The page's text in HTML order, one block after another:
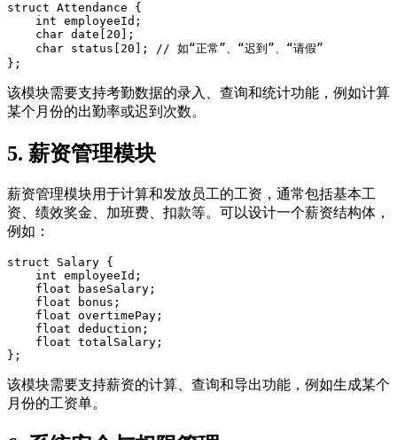
struct Attendance {
    int employeeId;
    char date[20];
    char status[20]; // 如“正常”、“迟到”、“请假”
该模块需要支持考勤数据的录入、查询和统计功能，例如计算
某个月份的出勤率或迟到次数。
5. 薪资管理模块
薪资管理模块用于计算和发放员工的工资，通常包括基本工
资、绩效奖金、加班费、扣款等。可以设计一个薪资结构体，
例如：
struct Salary {
    int employeeId;
    float baseSalary;
    float bonus;
    float overtimePay;
    float deduction;
    float totalSalary;
该模块需要支持薪资的计算、查询和导出功能，例如生成某个
月份的工资单。